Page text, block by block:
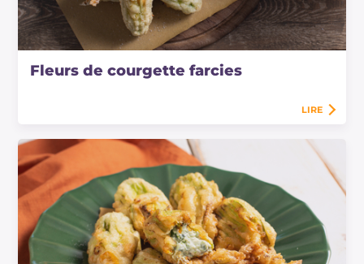
Fleurs de courgette farcies
LIRE